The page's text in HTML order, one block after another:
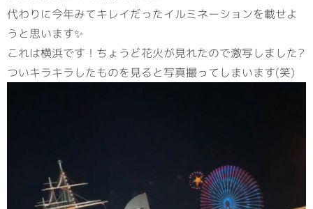
代わりに今年みてキレイだったイルミネーションを載せよ
うと思います✨
これは横浜です！ちょうど花火が見れたので激写しました?
ついキラキラしたものを見ると写真撮ってしまいます(笑)